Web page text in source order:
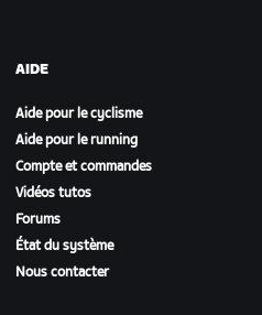
AIDE
Aide pour le cyclisme
Aide pour le running
Compte et commandes
Vidéos tutos
Forums
État du système
Nous contacter